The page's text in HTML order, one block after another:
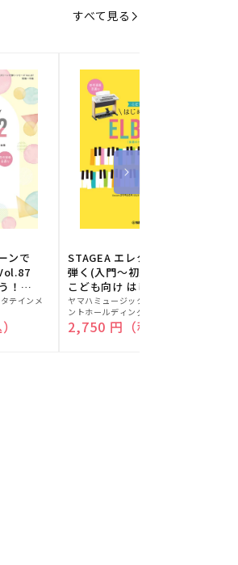
すべて見る
ンで
！
セツ
テインメ
STAGEA エレクトーンで
弾く(入門～初級) Vol.86
こども向け はじめよう！
ELB-02(楽器のトリセツ
付)
販
売
元:
ヤマハミュージックエンタテインメ
ントホールディングス
通常価格
2,750 円（税込）